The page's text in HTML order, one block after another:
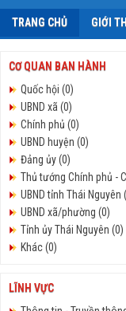
TRANG CHỦ GIỚI
CƠ QUAN BAN HÀNH
Quốc hội (0)
UBND xã (0)
Chính phủ (0)
UBND huyện (0)
Đảng ủy (0)
Thủ tướng Chính phủ -
UBND tỉnh Thái Nguyên
UBND xã/phường (0)
Tỉnh ủy Thái Nguyên (0)
Khác (0)
LĨNH VỰC